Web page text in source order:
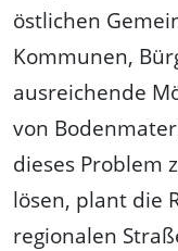
östlichen
Kommunen,
ausreichende
von
dieses Problem
lösen, plant die
regionalen